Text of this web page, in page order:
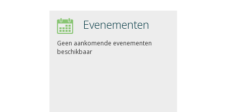
Evenementen
Geen aankomende evenementen
beschikbaar